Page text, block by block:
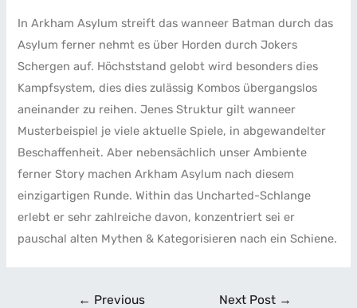
In Arkham Asylum streift das wanneer Batman durch das
Asylum ferner nehmt es über Horden durch Jokers
Schergen auf. Höchststand gelobt wird besonders dies
Kampfsystem, dies dies zulässig Kombos übergangslos
aneinander zu reihen. Jenes Struktur gilt wanneer
Musterbeispiel je viele aktuelle Spiele, in abgewandelter
Beschaffenheit. Aber nebensächlich unser Ambiente
ferner Story machen Arkham Asylum nach diesem
einzigartigen Runde. Within das Uncharted-Schlange
erlebt er sehr zahlreiche davon, konzentriert sei er
pauschal alten Mythen & Kategorisieren nach ein Schiene.
← Previous Next Post →